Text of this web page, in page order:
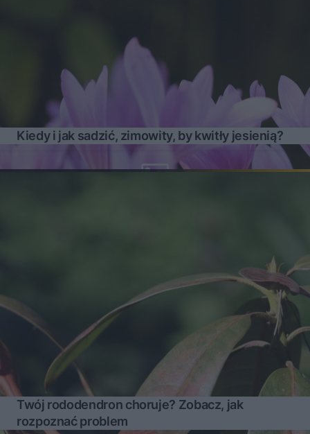
Kiedy i jak sadzić, zimowity, by kwitły jesienią?
Twój rododendron choruje? Zobacz, jak
rozpoznać problem